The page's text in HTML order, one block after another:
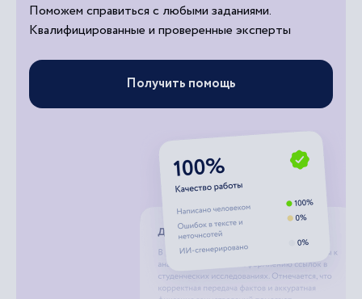
Поможем справиться с любыми заданиями.
Квалифицированные и проверенные эксперты
Получить помощь